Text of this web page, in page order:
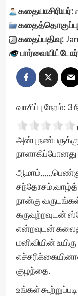
கதையாசிரியர்:
கதைப்பதிவு:
வாசிப்பு நேரம்: 3
அன்பு
நாளாகிப்போனது
நான்கு
கருவுற்றவுடன்
என்றவுடன்
மனிவியின்
குழந்தை.
உங்கள்